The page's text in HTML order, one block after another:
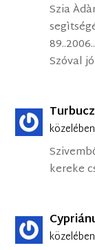
Szia
89..2006..
Szóval
közelében
kereke
közelében